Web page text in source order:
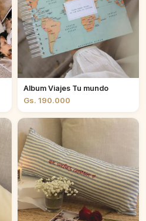
Album Viajes Tu mundo
Gs. 190.000